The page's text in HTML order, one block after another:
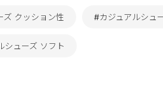
ズ クッション性 #カジュアルシュ
シューズ ソフト